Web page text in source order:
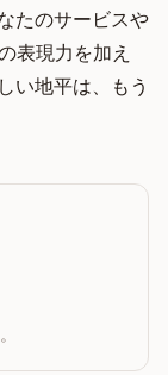
たのサービスや
表現力を加え
い地平は、もう